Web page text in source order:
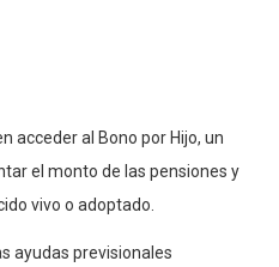
acceder al Bono por Hijo, un
el monto de las pensiones y
vivo o adoptado.
ayudas previsionales